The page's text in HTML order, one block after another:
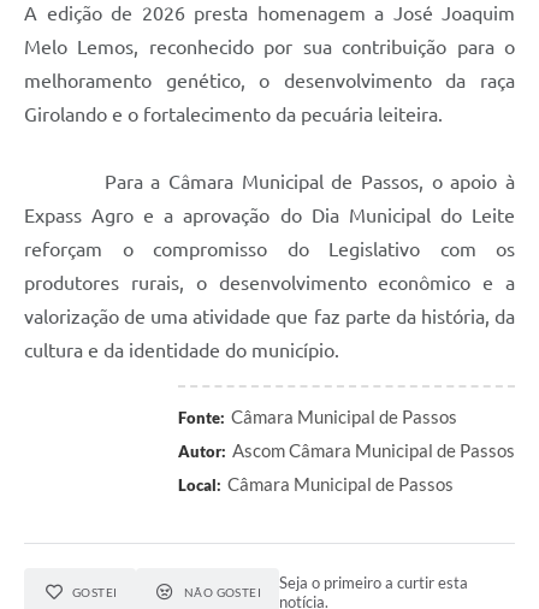
A edição de 2026 presta homenagem a José Joaquim
Melo Lemos, reconhecido por sua contribuição para o
melhoramento genético, o desenvolvimento da raça
Girolando e o fortalecimento da pecuária leiteira.
Para a Câmara Municipal de Passos, o apoio à
Expass Agro e a aprovação do Dia Municipal do Leite
reforçam o compromisso do Legislativo com os
produtores rurais, o desenvolvimento econômico e a
valorização de uma atividade que faz parte da história, da
cultura e da identidade do município.
Fonte: Câmara Municipal de Passos
Autor: Ascom Câmara Municipal de Passos
Local: Câmara Municipal de Passos
GOSTEI NÃO GOSTEI
Seja o primeiro a curtir esta
notícia.